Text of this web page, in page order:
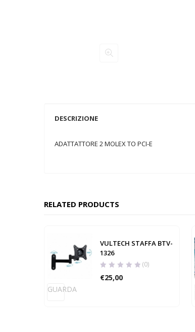
DESCRIZIONE
ADATTATTORE 2 MOLEX TO PCI-E
RELATED PRODUCTS
GUARDA
VULTECH STAFFA BTV-
1326
(0)
€25,00